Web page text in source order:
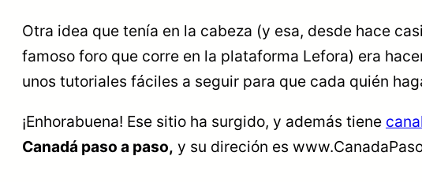
Otra idea que tenía en la cabeza (y esa, desde hace
famoso foro que corre en la plataforma Lefora) era
unos tutoriales fáciles a seguir para que cada quién
¡Enhorabuena! Ese sitio ha surgido, y además tiene
Canadá paso a paso, y su direción es